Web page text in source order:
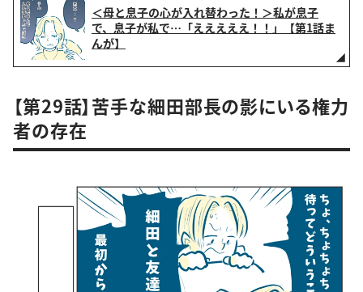
＜母と息子の心が入れ替わった！＞私が息子
で、息子が私で…「えええええ！！」【第1話ま
んが】
【第29話】苦手な細田部長の影にいる権力
者の存在